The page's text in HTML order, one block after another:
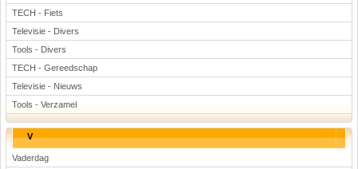
TECH - Fiets
Televisie - Divers
Tools - Divers
TECH - Gereedschap
Televisie - Nieuws
Tools - Verzamel
V
Vaderdag